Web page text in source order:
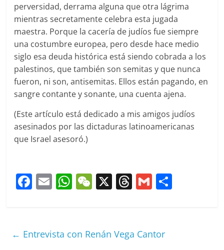
perversidad, derrama alguna que otra lágrima
mientras secretamente celebra esta jugada
maestra. Porque la cacería de judíos fue siempre
una costumbre europea, pero desde hace medio
siglo esa deuda histórica está siendo cobrada a los
palestinos, que también son semitas y que nunca
fueron, ni son, antisemitas. Ellos están pagando, en
sangre contante y sonante, una cuenta ajena.
(Este artículo está dedicado a mis amigos judíos
asesinados por las dictaduras latinoamericanas
que Israel asesoró.)
F
e
E
l
W
s
W
h
X T
a
G
l
← Entrevista con Renán Vega Cantor